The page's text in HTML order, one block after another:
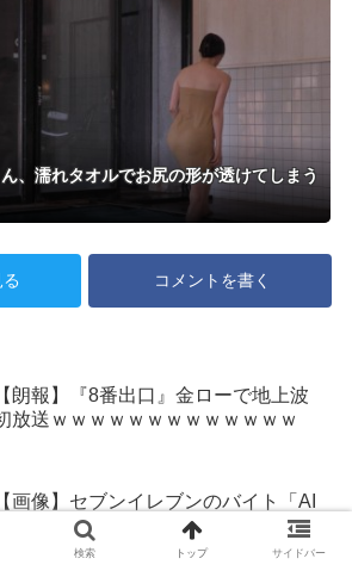
ん、濡れタオルでお尻の形が透けてしまう
コメントを書く
【朗報】『8番出口』金ローで地上波
放送ｗｗｗｗｗｗｗｗｗｗｗｗｗ
【画像】セブンイレブンのバイト「AI
にちいかわの画像を食わせてっ
と………できた！」
検索 トップ サイドバー